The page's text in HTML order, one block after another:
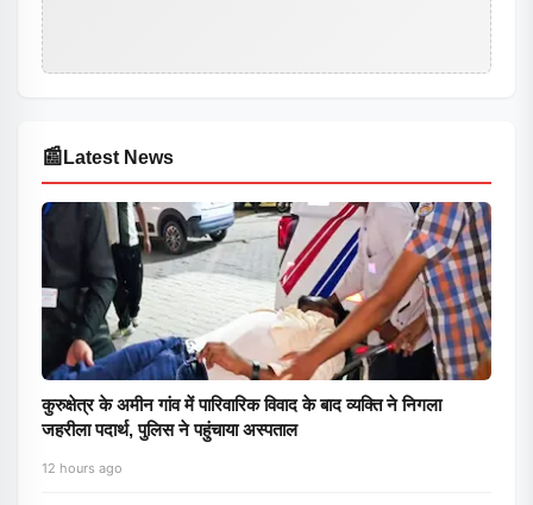
📰 Latest News
कुरुक्षेत्र के अमीन गांव में पारिवारिक विवाद के बाद व्यक्ति ने निगला
जहरीला पदार्थ, पुलिस ने पहुंचाया अस्पताल
12 hours ago